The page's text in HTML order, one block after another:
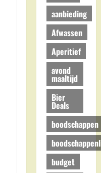
aanbieding
Afwassen
Aperitief
avond
maaltijd
Bier
Deals
boodschappen
budget